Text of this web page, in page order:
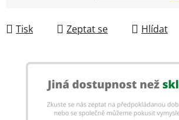
Tisk Zeptat se Hlídat